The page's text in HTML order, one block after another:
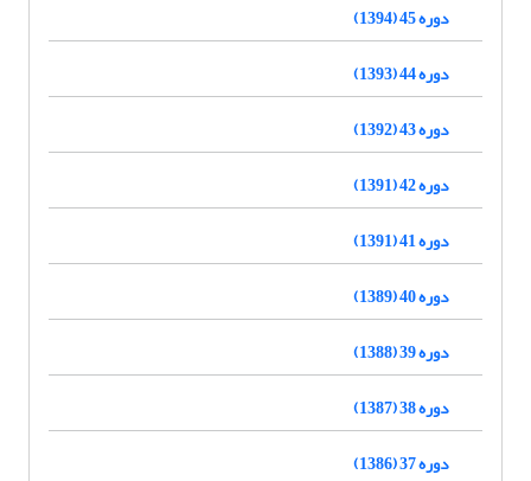
دوره 45 (1394)
دوره 44 (1393)
دوره 43 (1392)
دوره 42 (1391)
دوره 41 (1391)
دوره 40 (1389)
دوره 39 (1388)
دوره 38 (1387)
دوره 37 (1386)